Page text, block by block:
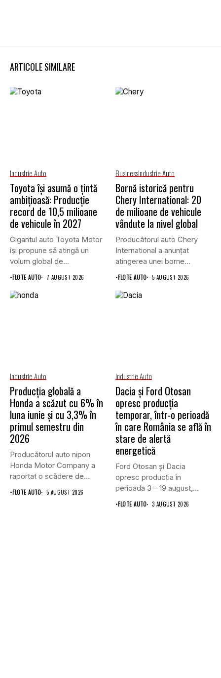
ARTICOLE SIMILARE
Industrie Auto
Toyota își asumă o țintă
ambițioasă: Producție
record de 10,5 milioane
de vehicule în 2027
Gigantul auto Toyota Motor
își propune să atingă un
volum global de...
•FLOTE AUTO 7 AUGUST 2026
BusinessIndustrie Auto
Bornă istorică pentru
Chery International: 20
de milioane de vehicule
vândute la nivel global
Producătorul auto Chery
International a anunțat
atingerea unei borne
istorice în industria...
•FLOTE AUTO 5 AUGUST 2026
Industrie Auto
Producția globală a
Honda a scăzut cu 6% în
luna iunie și cu 3,3% în
primul semestru din
2026
Producătorul auto nipon
Honda Motor Company a
raportat o scădere de
6,1%...
•FLOTE AUTO 5 AUGUST 2026
Industrie Auto
Dacia și Ford Otosan
opresc producția
temporar, într-o perioadă
în care România se află în
stare de alertă
energetică
Ford Otosan și Dacia
opresc producția în
perioada 3 – 19 august,...
•FLOTE AUTO 3 AUGUST 2026